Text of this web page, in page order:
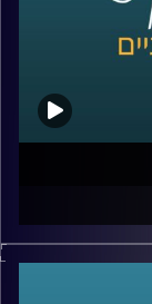
הרמב"ם